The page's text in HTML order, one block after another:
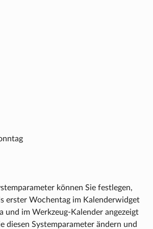
können Sie festlegen,
erster Wochentag im Kalenderwidget
und im Werkzeug-Kalender angezeigt
diesen Systemparameter ändern und